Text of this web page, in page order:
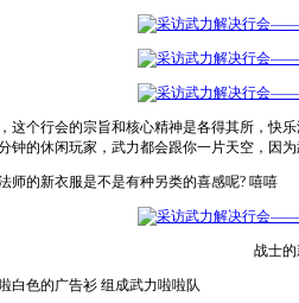
个行会的宗旨和核心精神是各得其所，快乐
钟的休闲玩家，武力都会跟你一片天空，因
的新衣服是不是有种另类的喜感呢? 嘻嘻
战士的
色的广告衫 组成武力啦啦队